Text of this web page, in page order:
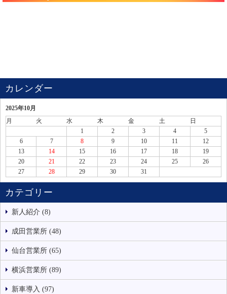
カレンダー
2025年10月
月
火 水 木 金 土
日
1
2 3 4
5
6
7 8 9 10 11
12
13
14 15 16 17 18
19
20
21 22 23 24 25
26
27
28 29 30 31
カテゴリー
新人紹介 (8)
成田営業所 (48)
仙台営業所 (65)
横浜営業所 (89)
新車導入 (97)